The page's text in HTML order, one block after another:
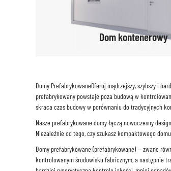
Dom kontenerowy
Domy PrefabrykowaneOferuj mądrzejszy, szybszy i
prefabrykowany powstaje poza budową w
skraca czas budowy w porównaniu do tradycyjnych
Nasze prefabrykowane domy łączą nowoczesny
Niezależnie od tego, czy szukasz kompaktowego
Domy prefabrykowane (prefabrykowane) — zwane
kontrolowanym środowisku fabricznym, a następnie